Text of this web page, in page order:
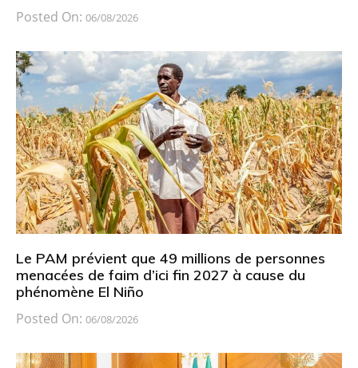
Posted On: 06/08/2026
Le PAM prévient que 49 millions de personnes
menacées de faim d’ici fin 2027 à cause du
phénomène El Niño
Posted On: 06/08/2026